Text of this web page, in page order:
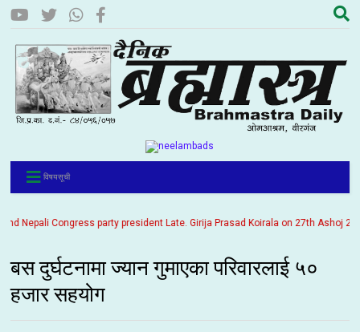
विषयसूची
Congress party president Late. Girija Prasad Koirala on 27th Ashoj
बस दुर्घटनामा ज्यान गुमाएका परिवारलाई ५०
हजार सहयोग